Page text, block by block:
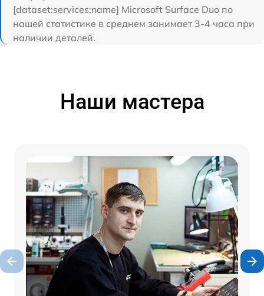
[dataset:services:name] Microsoft Surface Duo по
нашей статистике в среднем занимает 3-4 часа при
наличии деталей.
Наши мастера